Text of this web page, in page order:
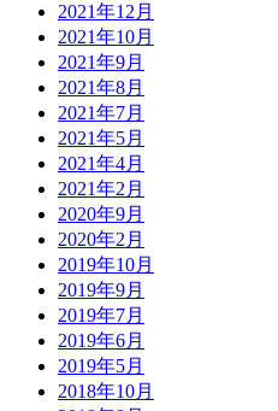
2021年12月
2021年10月
2021年9月
2021年8月
2021年7月
2021年5月
2021年4月
2021年2月
2020年9月
2020年2月
2019年10月
2019年9月
2019年7月
2019年6月
2019年5月
2018年10月